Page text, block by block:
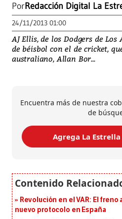
PorRedacción Digital La
24/11/2013 01:00
AJ Ellis, de los Dodgers de
de béisbol con el de cricket,
australiano, Allan Bor...
Encuentra más de nuestra
de
Agrega La
Revolución en el VAR: El
nuevo protocolo en España